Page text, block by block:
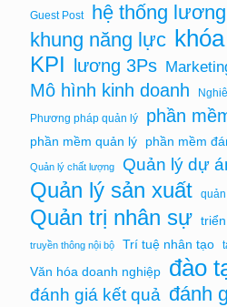
Guest Post hệ thống lương
khung năng lực
KPI lương 3Ps
Mô hình kinh doanh
Phương pháp quản lý
phần
phần mềm quản lý phần mềm
Quản lý chất lượng Quản lý dự
Quản lý sản xuất
Quản trị nhân sự
truyền thông nội bộ Trí tuệ nhân tạo
Văn hóa doanh nghiệp đào
đánh giá kết quả đánh